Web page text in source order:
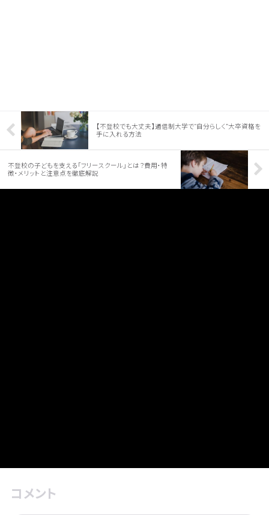
【不登校でも大丈夫】通信制大学で“自分らしく”大卒資格を
手に入れる方法
不登校の子どもを支える「フリースクール」とは？費用・特
徴・メリットと注意点を徹底解説
コメント